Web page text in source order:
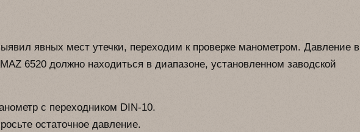
явных мест утечки, переходим к проверке манометром. Давление в
6520 должно находиться в диапазоне, установленном заводской
с переходником DIN-10.
остаточное давление.